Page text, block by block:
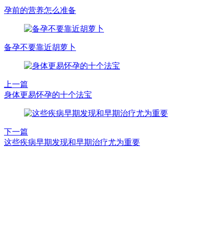
孕前的营养怎么准备
备孕不要靠近胡萝卜
上一篇
身体更易怀孕的十个法宝
下一篇
这些疾病早期发现和早期治疗尤为重要